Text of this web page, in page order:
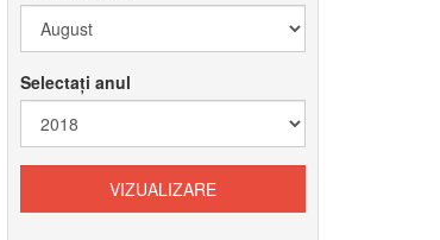
Selectați anul